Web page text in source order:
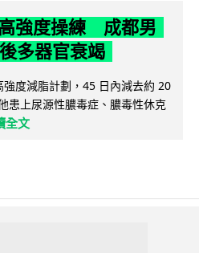
強度操練 成都男
多器官衰竭
度減脂計劃，45 日內減去約 20
患上尿源性膿毒症、膿毒性休克
全文